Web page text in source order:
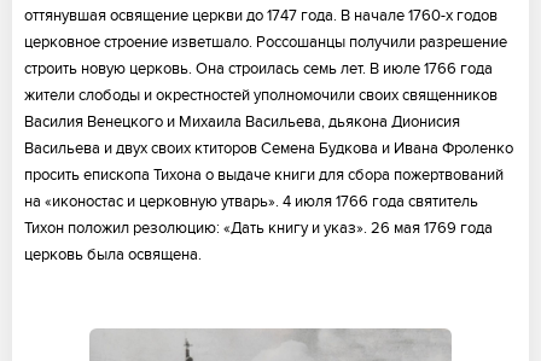
оттянувшая освящение церкви до 1747 года. В начале 1760-х годов
церковное строение изветшало. Россошанцы получили разрешение
строить новую церковь. Она строилась семь лет. В июле 1766 года
жители слободы и окрестностей уполномочили своих священников
Василия Венецкого и Михаила Васильева, дьякона Дионисия
Васильева и двух своих ктиторов Семена Будкова и Ивана Фроленко
просить епископа Тихона о выдаче книги для сбора пожертвований
на «иконостас и церковную утварь». 4 июля 1766 года святитель
Тихон положил резолюцию: «Дать книгу и указ». 26 мая 1769 года
церковь была освящена.